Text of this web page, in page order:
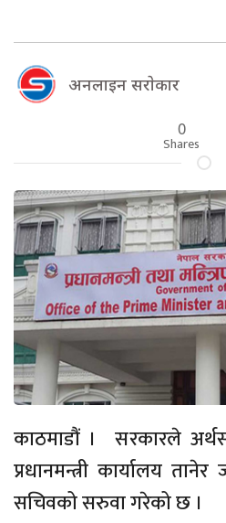
अनलाइन सराेकार
0
Shares
काठमाडौं । सरकारले
प्रधानमन्त्री कार्यालय
सचिवको सरुवा गरेको छ ।